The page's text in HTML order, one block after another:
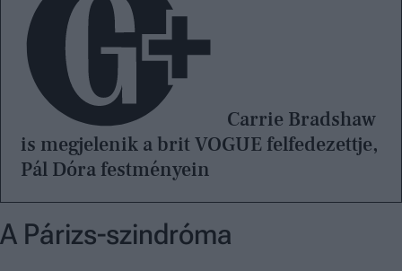
is megjelenik a brit VOGUE felfedezettje,
Pál Dóra festményein
A Párizs-szindróma